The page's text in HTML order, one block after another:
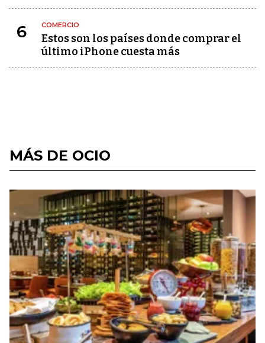
6 COMERCIO
Estos son los países donde comprar el
último iPhone cuesta más
MÁS DE OCIO